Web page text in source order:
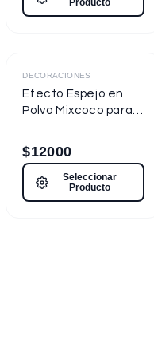
Producto
Destacado
DECORACIONES
Efecto Espejo en
Polvo Mixcoco para
$12000
Seleccionar
Producto